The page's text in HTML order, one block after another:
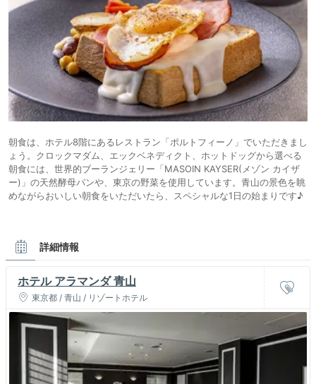
朝食は、ホテル8階にあるレストラン「ポルトフィーノ」でいただきまし
ょう。クロックマダム、エックベネディクト、ホットドッグから選べる
朝食には、世界的ブーランジェリー「MASOIN KAYSER(メゾン カイザ
ー)」の天然酵母パンや、東京の野菜を使用しています。青山の景色を眺
めながらおいしい朝食をいただいたら、スペシャルな1日の始まりです♪
詳細情報
ホテル アラマンダ 青山
東京都 / 青山 / リゾートホテル